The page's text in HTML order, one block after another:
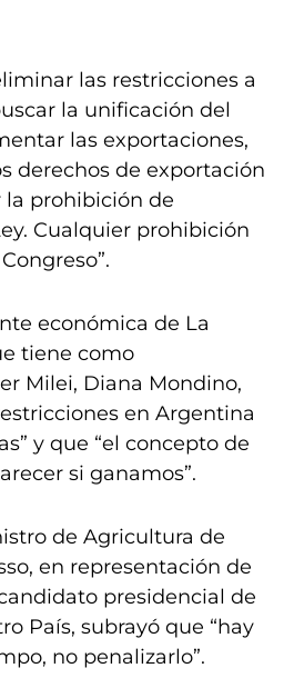
las restricciones a
la unificación del
las exportaciones,
derechos de exportación
prohibición de
Cualquier prohibición
económica de La
tiene como
Milei, Diana Mondino,
en Argentina
y que “el concepto de
si ganamos”.
de Agricultura de
en representación de
presidencial de
País, subrayó que “hay
no penalizarlo”.